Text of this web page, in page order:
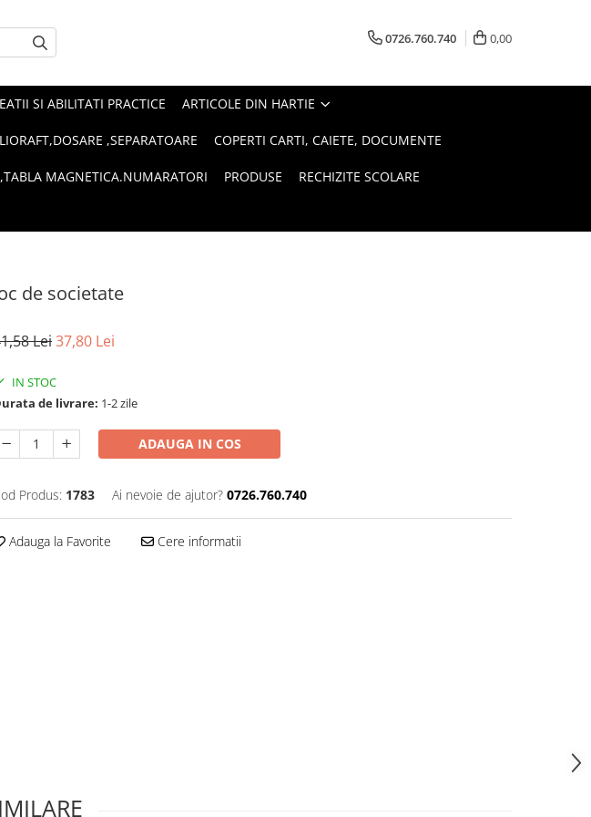
0726.760.740 0,00
SI ABILITATI PRACTICE ARTICOLE DIN HARTIE
,SEPARATOARE COPERTI CARTI, CAIETE, DOCUMENTE
MAGNETICA.NUMARATORI PRODUSE RECHIZITE SCOLARE
de societate
Lei37,80 Lei
IN STOC
de livrare: 1-2 zile
ADAUGA IN COS
Produs: 1783 Ai nevoie de ajutor? 0726.760.740
Adauga la Favorite Cere informatii